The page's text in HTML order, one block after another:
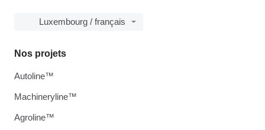
Luxembourg / français
Nos projets
Autoline™
Machineryline™
Agroline™